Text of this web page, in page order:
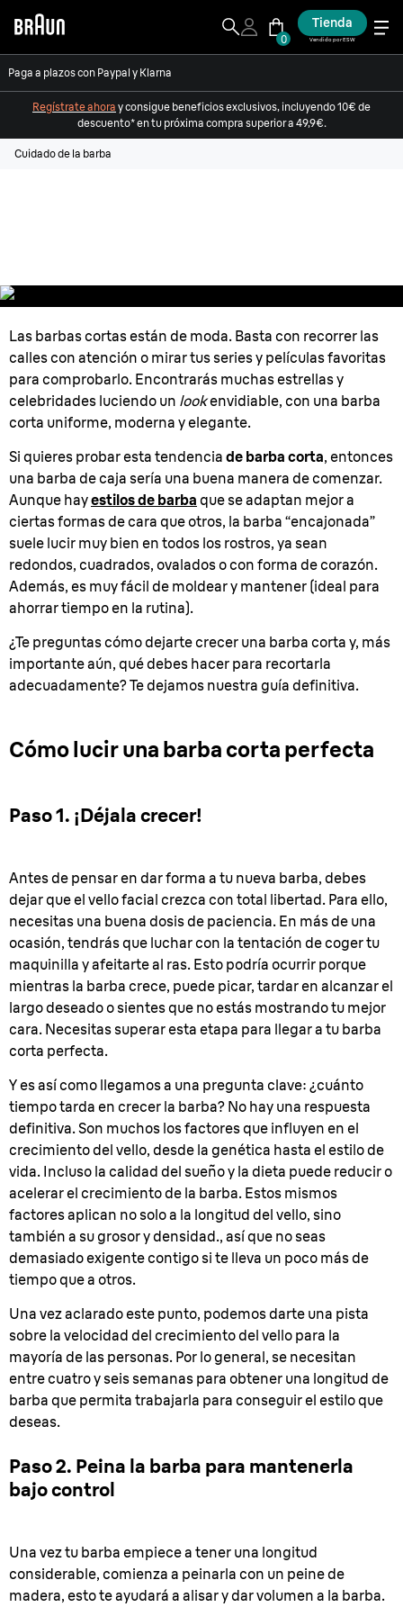
0
Tienda
Vendido por ESW
Paga a plazos con Paypal y Klarna
Regístrate ahora y consigue beneficios exclusivos, incluyendo 10€ de
descuento* en tu próxima compra superior a 49,9€.
Cuidado de la barba
Las barbas cortas están de moda. Basta con recorrer las
calles con atención o mirar tus series y películas favoritas
para comprobarlo. Encontrarás muchas estrellas y
celebridades luciendo un lookenvidiable, con una barba
corta uniforme, moderna y elegante.
Si quieres probar esta tendencia de barba corta, entonces
una barba de caja sería una buena manera de comenzar.
Aunque hayestilos de barba que se adaptan mejor a
ciertas formas de cara que otros, la barba “encajonada”
suele lucir muy bien en todos los rostros, ya sean
redondos, cuadrados, ovalados o con forma de corazón.
Además, es muy fácil de moldear y mantener (ideal para
ahorrar tiempo en la rutina).
¿Te preguntas cómo dejarte crecer una barba corta y, más
importante aún, qué debes hacer para recortarla
adecuadamente? Te dejamos nuestra guía definitiva.
Cómo lucir una barba corta perfecta
Paso 1. ¡Déjala crecer!
Antes de pensar en dar forma a tu nueva barba, debes
dejar que el vello facial crezca con total libertad. Para ello,
necesitas una buena dosis de paciencia. En más de una
ocasión, tendrás que luchar con la tentación de coger tu
maquinilla y afeitarte al ras. Esto podría ocurrir porque
mientras la barba crece, puede picar, tardar en alcanzar el
largo deseado o sientes que no estás mostrando tu mejor
cara. Necesitas superar esta etapa para llegar a tu barba
corta perfecta.
Y es así como llegamos a una pregunta clave: ¿cuánto
tiempo tarda en crecer la barba? No hay una respuesta
definitiva. Son muchos los factores que influyen en el
crecimiento del vello, desde la genética hasta el estilo de
vida. Incluso la calidad del sueño y la dieta puede reducir o
acelerar el crecimiento de la barba. Estos mismos
factores aplican no solo a la longitud del vello, sino
también a su grosor y densidad., así que no seas
demasiado exigente contigo si te lleva un poco más de
tiempo que a otros.
Una vez aclarado este punto, podemos darte una pista
sobre la velocidad del crecimiento del vello para la
mayoría de las personas. Por lo general, se necesitan
entre cuatro y seis semanas para obtener una longitud de
barba que permita trabajarla para conseguir el estilo que
deseas.
Paso 2. Peina la barba para mantenerla
bajo control
Una vez tu barba empiece a tener una longitud
considerable, comienza a peinarla con un peine de
madera, esto te ayudará a alisar y dar volumen a la barba.